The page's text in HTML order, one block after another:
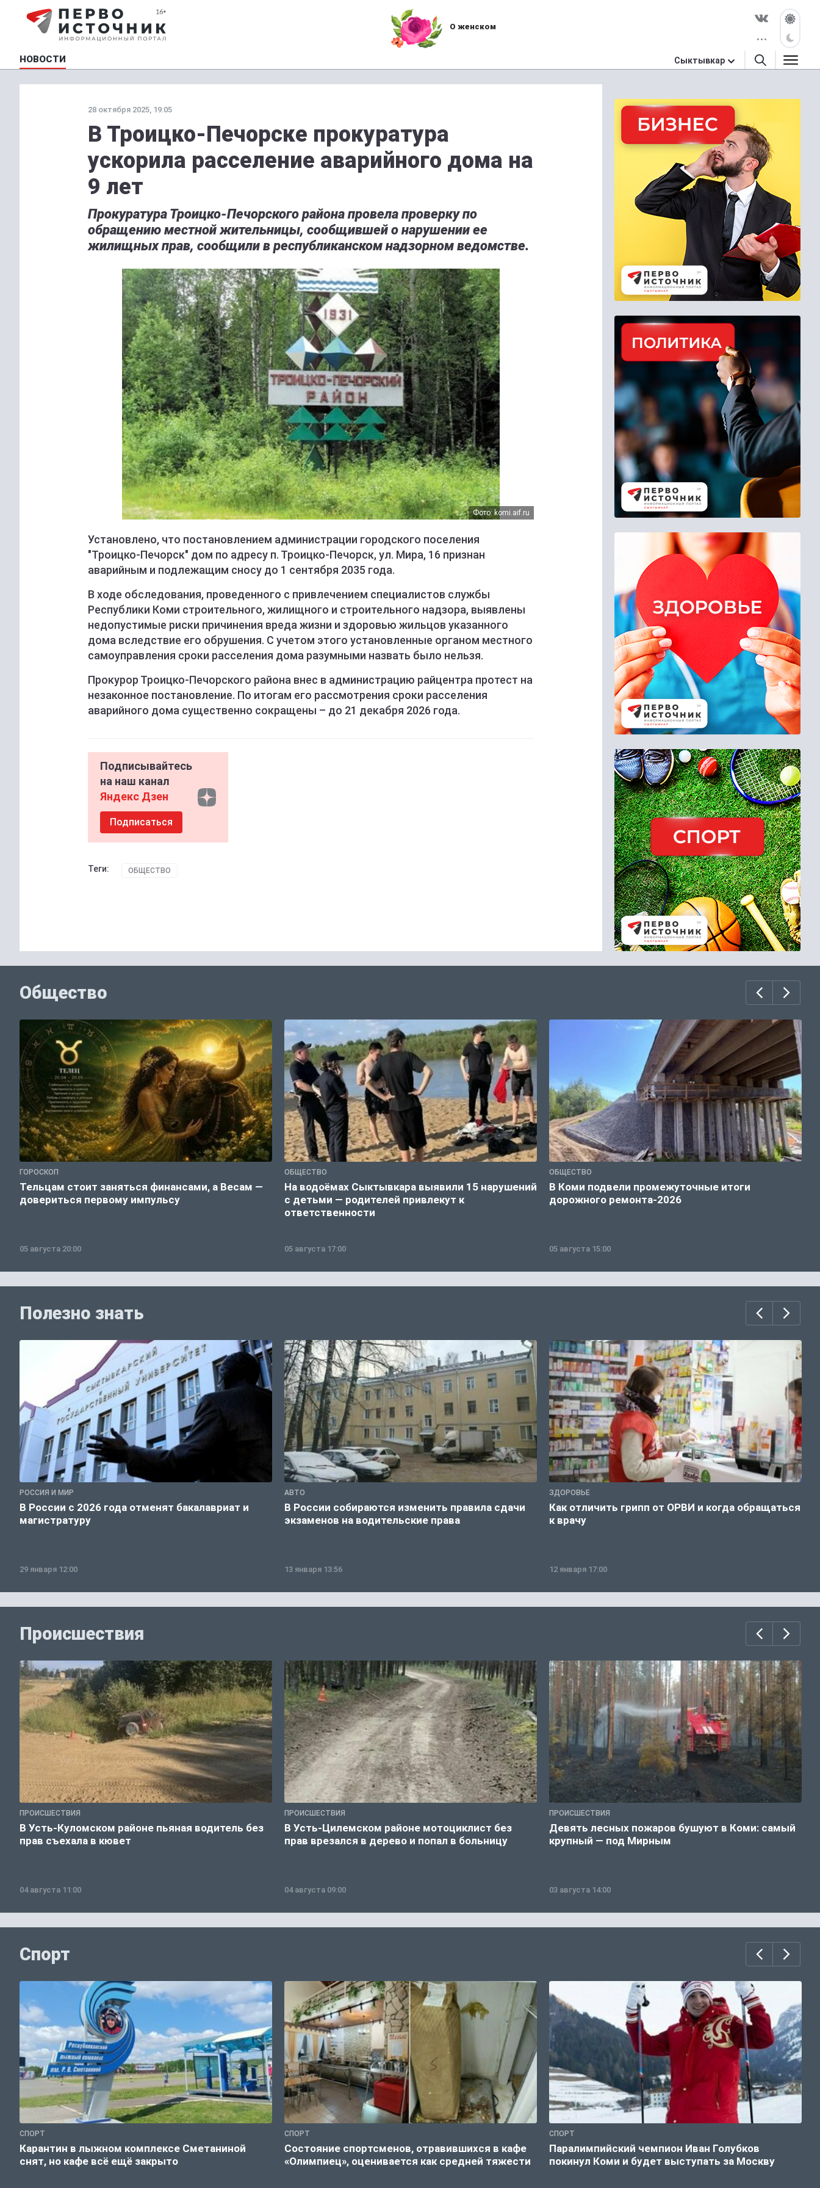
О женском
НОВОСТИ Сыктывкар
28 октября 2025, 19:05
В Троицко-Печорске прокуратура
ускорила расселение аварийного дома на
9 лет
Прокуратура Троицко-Печорского района провела проверку по
обращению местной жительницы, сообщившей о нарушении ее
жилищных прав, сообщили в республиканском надзорном ведомстве.
Фото: komi.aif.ru
Установлено, что постановлением администрации городского поселения
"Троицко-Печорск" дом по адресу п. Троицко-Печорск, ул. Мира, 16 признан
аварийным и подлежащим сносу до 1 сентября 2035 года.
В ходе обследования, проведенного с привлечением специалистов службы
Республики Коми строительного, жилищного и строительного надзора, выявлены
недопустимые риски причинения вреда жизни и здоровью жильцов указанного
дома вследствие его обрушения. С учетом этого установленные органом местного
самоуправления сроки расселения дома разумными назвать было нельзя.
Прокурор Троицко-Печорского района внес в администрацию райцентра протест на
незаконное постановление. По итогам его рассмотрения сроки расселения
аварийного дома существенно сокращены – до 21 декабря 2026 года.
Подписывайтесь
на наш канал
Яндекс Дзен
Подписаться
Теги: ОБЩЕСТВО
Общество
ГОРОСКОП
Тельцам стоит заняться финансами, а Весам —
довериться первому импульсу
05 августа 20:00
ОБЩЕСТВО
На водоёмах Сыктывкара выявили 15 нарушений
с детьми — родителей привлекут к
ответственности
05 августа 17:00
ОБЩЕСТВО
В Коми подвели промежуточные итоги
дорожного ремонта-2026
05 августа 15:00
Полезно знать
РОССИЯ И МИР
В России с 2026 года отменят бакалавриат и
магистратуру
29 января 12:00
АВТО
В России собираются изменить правила сдачи
экзаменов на водительские права
13 января 13:56
ЗДОРОВЬЕ
Как отличить грипп от ОРВИ и когда обращаться
к врачу
12 января 17:00
Происшествия
ПРОИСШЕСТВИЯ
В Усть-Куломском районе пьяная водитель без
прав съехала в кювет
04 августа 11:00
ПРОИСШЕСТВИЯ
В Усть-Цилемском районе мотоциклист без
прав врезался в дерево и попал в больницу
04 августа 09:00
ПРОИСШЕСТВИЯ
Девять лесных пожаров бушуют в Коми: самый
крупный — под Мирным
03 августа 14:00
Спорт
СПОРТ
Карантин в лыжном комплексе Сметаниной
снят, но кафе всё ещё закрыто
СПОРТ
Состояние спортсменов, отравившихся в кафе
«Олимпиец», оценивается как средней тяжести
СПОРТ
Паралимпийский чемпион Иван Голубков
покинул Коми и будет выступать за Москву